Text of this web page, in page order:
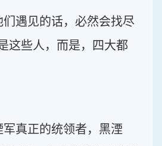
遇见的话，必然会找尽
这些人，而是，四大都
真正的统领者，黑湮